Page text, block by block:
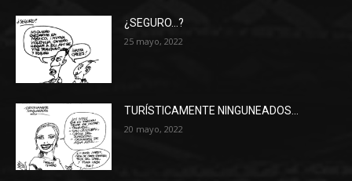
¿SEGURO…?
25 mayo, 2022
TURÍSTICAMENTE NINGUNEADOS…
20 mayo, 2022